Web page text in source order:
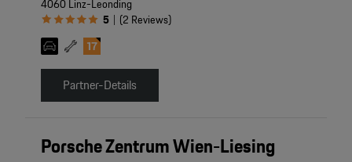
4060 Linz-Leonding
5 | (2 Reviews)
Partner-Details
Porsche Zentrum Wien-Liesing